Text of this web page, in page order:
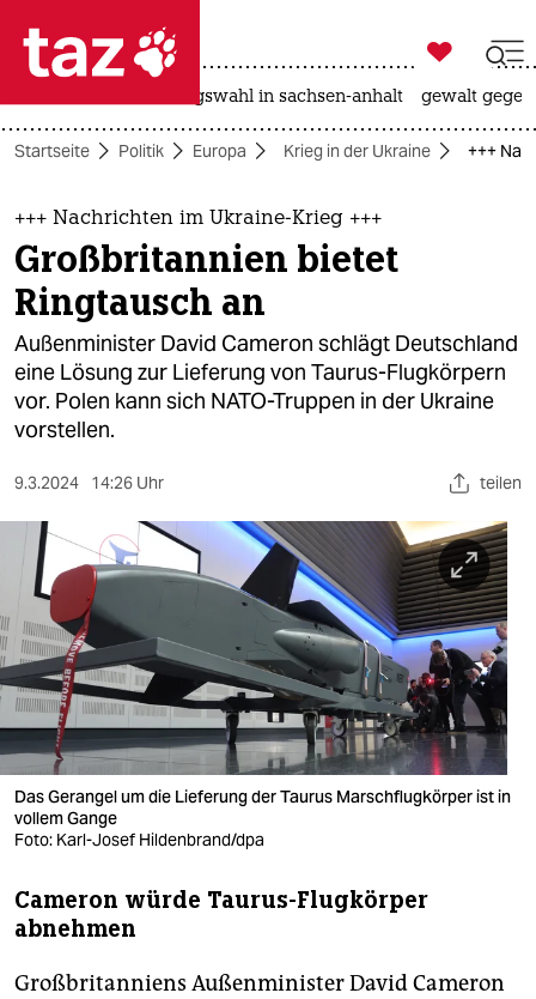
 taz zahl ich
taz zahl ich
themen
politik
öko
gesellschaft
kultur
sport
berlin
nord
wahrheit
verlag
verlag
veranstaltungen
shop
fragen & hilfe
unterstützen
abo

taz zahl ich
landtagswahl in sachsen-anhalt gewalt
Startseite Politik Europa Krieg in der Ukraine +++
+++ Nachrichten im Ukraine-Krieg +++
Großbritannien bietet
Ringtausch an
Außenminister David Cameron schlägt Deutschland
eine Lösung zur Lieferung von Taurus-Flugkörpern
vor. Polen kann sich NATO-Truppen in der Ukraine
vorstellen.
9.3.2024 14:26 Uhr teilen
Das Gerangel um die Lieferung der Taurus Marschflugkörper ist in
vollem Gange
Foto: Karl-Josef Hildenbrand/dpa
Cameron würde Taurus-Flugkörper
abnehmen
Großbritanniens Außenminister David Cameron